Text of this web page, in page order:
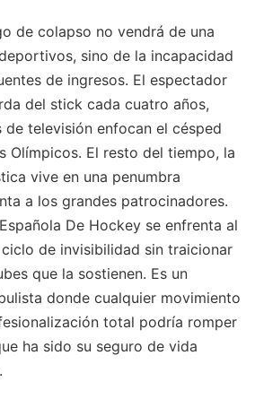
de colapso no vendrá de una
sino de la incapacidad
de ingresos. El espectador
del stick cada cuatro años,
de televisión enfocan el césped
Olímpicos. El resto del tiempo, la
vive en una penumbra
a los grandes patrocinadores.
De Hockey se enfrenta al
de invisibilidad sin traicionar
que la sostienen. Es un
donde cualquier movimiento
total podría romper
ha sido su seguro de vida